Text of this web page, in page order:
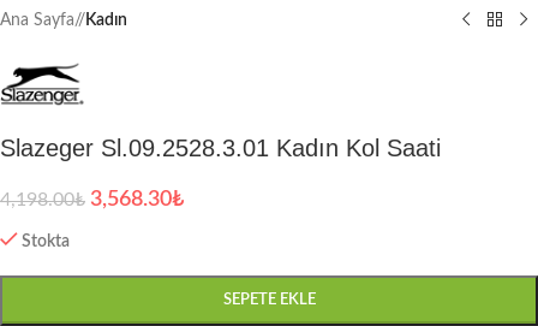
Ana Sayfa/ Kadın
Slazeger Sl.09.2528.3.01 Kadın Kol Saati
4,198.00₺ 3,568.30₺
Stokta
SEPETE EKLE